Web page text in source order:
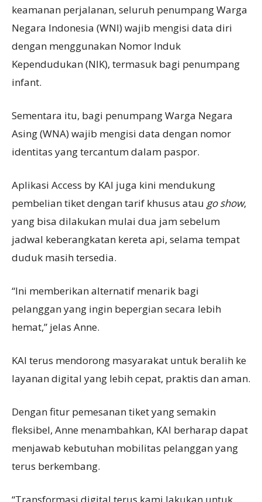
keamanan perjalanan, seluruh penumpang Warga
Negara Indonesia (WNI) wajib mengisi data diri
dengan menggunakan Nomor Induk
Kependudukan (NIK), termasuk bagi penumpang
infant.
Sementara itu, bagi penumpang Warga Negara
Asing (WNA) wajib mengisi data dengan nomor
identitas yang tercantum dalam paspor.
Aplikasi Access by KAI juga kini mendukung
pembelian tiket dengan tarif khusus atau go show,
yang bisa dilakukan mulai dua jam sebelum
jadwal keberangkatan kereta api, selama tempat
duduk masih tersedia.
“Ini memberikan alternatif menarik bagi
pelanggan yang ingin bepergian secara lebih
hemat,” jelas Anne.
KAI terus mendorong masyarakat untuk beralih ke
layanan digital yang lebih cepat, praktis dan aman.
Dengan fitur pemesanan tiket yang semakin
fleksibel, Anne menambahkan, KAI berharap dapat
menjawab kebutuhan mobilitas pelanggan yang
terus berkembang.